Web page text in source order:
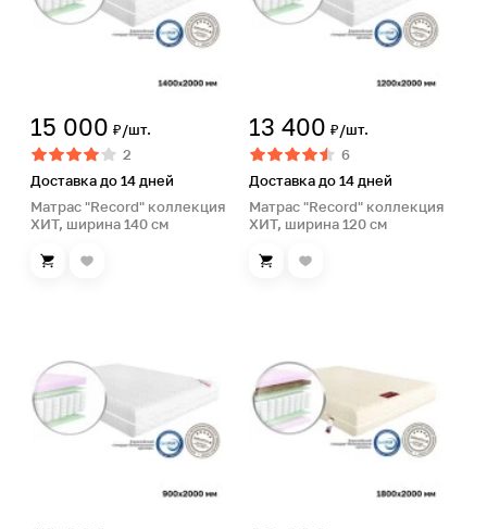
15 000 ₽/шт.
2
Доставка до 14 дней
Матрас "Record" коллекция
ХИТ, ширина 140 см
13 400 ₽/шт.
6
Доставка до 14 дней
Матрас "Record" коллекция
ХИТ, ширина 120 см